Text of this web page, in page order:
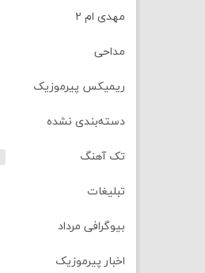
مهدی ام ۲
مداحی
ریمیکس پیرموزیک
دسته‌بندی نشده
تک آهنگ
تبلیغات
بیوگرافی مرداد
اخبار پیرموزیک